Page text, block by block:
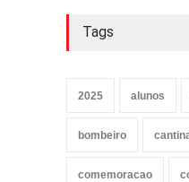
Tags
2025 alunos
bombeiro
comemoracao